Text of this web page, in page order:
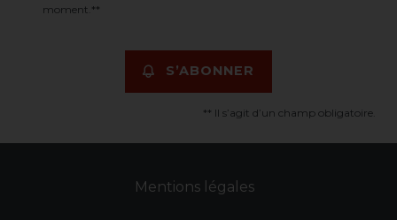
moment.**
S’ABONNER
** Il s’agit d’un champ obligatoire.
Mentions légales